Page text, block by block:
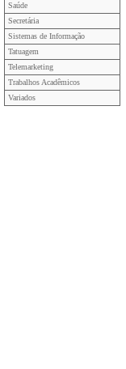
Saúde
Secretária
Sistemas de Informação
Tatuagem
Telemarketing
Trabalhos Acadêmicos
Variados